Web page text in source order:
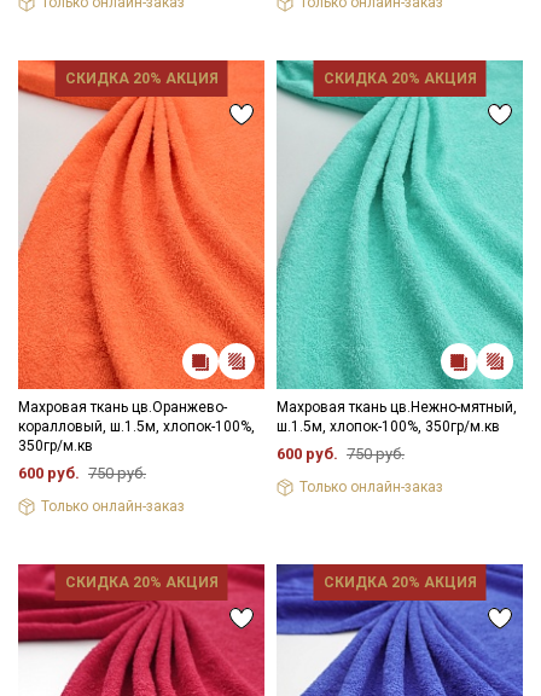
СКИДКА 20% АКЦИЯ
Махровая ткань цв.Оранжево-
коралловый, ш.1.5м, хлопок-100%,
350гр/м.кв
600 руб. 750 руб.
Только онлайн-заказ
СКИДКА 20% АКЦИЯ
Махровая ткань цв.Нежно-мятный,
ш.1.5м, хлопок-100%, 350гр/м.кв
600 руб. 750 руб.
Только онлайн-заказ
СКИДКА 20% АКЦИЯ СКИДКА 20% АКЦИЯ
Секретная рассылка от Купава
Мы публикуем здесь дополнительные